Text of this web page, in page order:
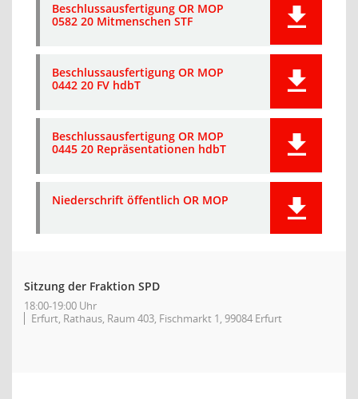
Beschlussausfertigung OR MOP
0582 20 Mitmenschen STF
Beschlussausfertigung OR MOP
0442 20 FV hdbT
Beschlussausfertigung OR MOP
0445 20 Repräsentationen hdbT
Niederschrift öffentlich OR MOP
Sitzung der Fraktion SPD
18:00-19:00 Uhr
Erfurt, Rathaus, Raum 403, Fischmarkt 1, 99084 Erfurt